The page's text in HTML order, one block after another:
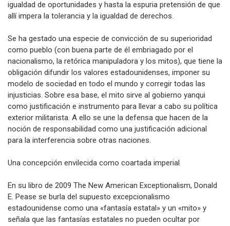
dinámica capacidad para la creación de riqueza, la supuesta
igualdad de oportunidades y hasta la espuria pretensión de que
Se ha gestado una especie de convicción de su superioridad
como pueblo (con buena parte de él embriagado por el
nacionalismo, la retórica manipuladora y los mitos), que tiene la
obligación difundir los valores estadounidenses, imponer su
modelo de sociedad en todo el mundo y corregir todas las
injusticias. Sobre esa base, el mito sirve al gobierno yanqui
como justificación e instrumento para llevar a cabo su política
exterior militarista. A ello se une la defensa que hacen de la
noción de responsabilidad como una justificación adicional
En su libro de 2009 The New American Exceptionalism, Donald
E. Pease se burla del supuesto excepcionalismo
estadounidense como una «fantasía estatal» y un «mito» y